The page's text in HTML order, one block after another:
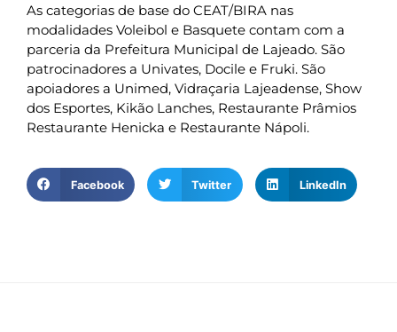
As categorias de base do CEAT/BIRA nas
modalidades Voleibol e Basquete contam com a
parceria da Prefeitura Municipal de Lajeado. São
patrocinadores a Univates, Docile e Fruki. São
apoiadores a Unimed, Vidraçaria Lajeadense, Show
dos Esportes, Kikão Lanches, Restaurante Prâmios
Restaurante Henicka e Restaurante Nápoli.
Facebook Twitter LinkedIn